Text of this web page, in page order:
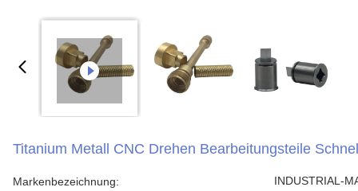
Titanium Metall CNC Drehen Bearbeitungsteile
Markenbezeichnung: INDUSTRIAL-